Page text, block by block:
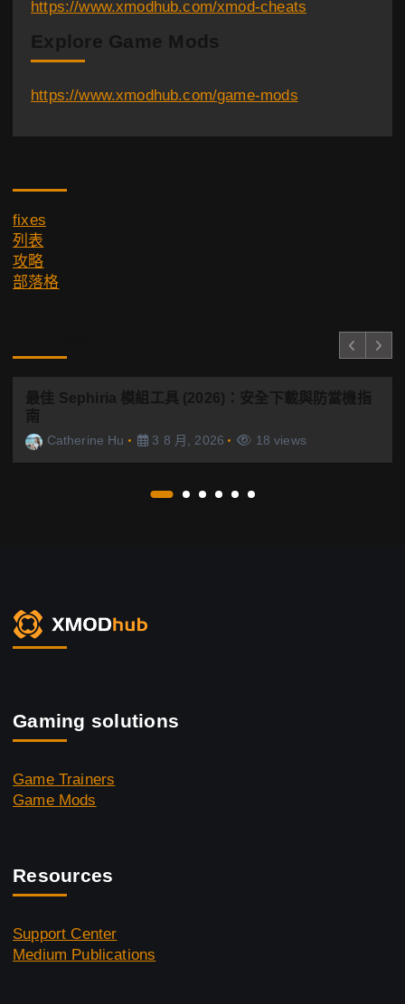
https://www.xmodhub.com/xmod-cheats
Explore Game Mods
https://www.xmodhub.com/game-mods
fixes
列表
攻略
部落格
最佳 Sephiria 模組工具 (2026)：安全下載與防當機指
南
Catherine Hu 3 8 月, 2026 18 views
Gaming solutions
Game Trainers
Game Mods
Resources
Support Center
Medium Publications